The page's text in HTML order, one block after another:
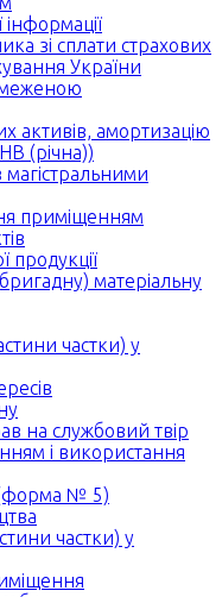
зі сплати страхових
України
активів, амортизацію
(річна))
магістральними
приміщенням
продукції
матеріальну
частки) у
на службовий твір
і використання
(форма № 5)
частки) у